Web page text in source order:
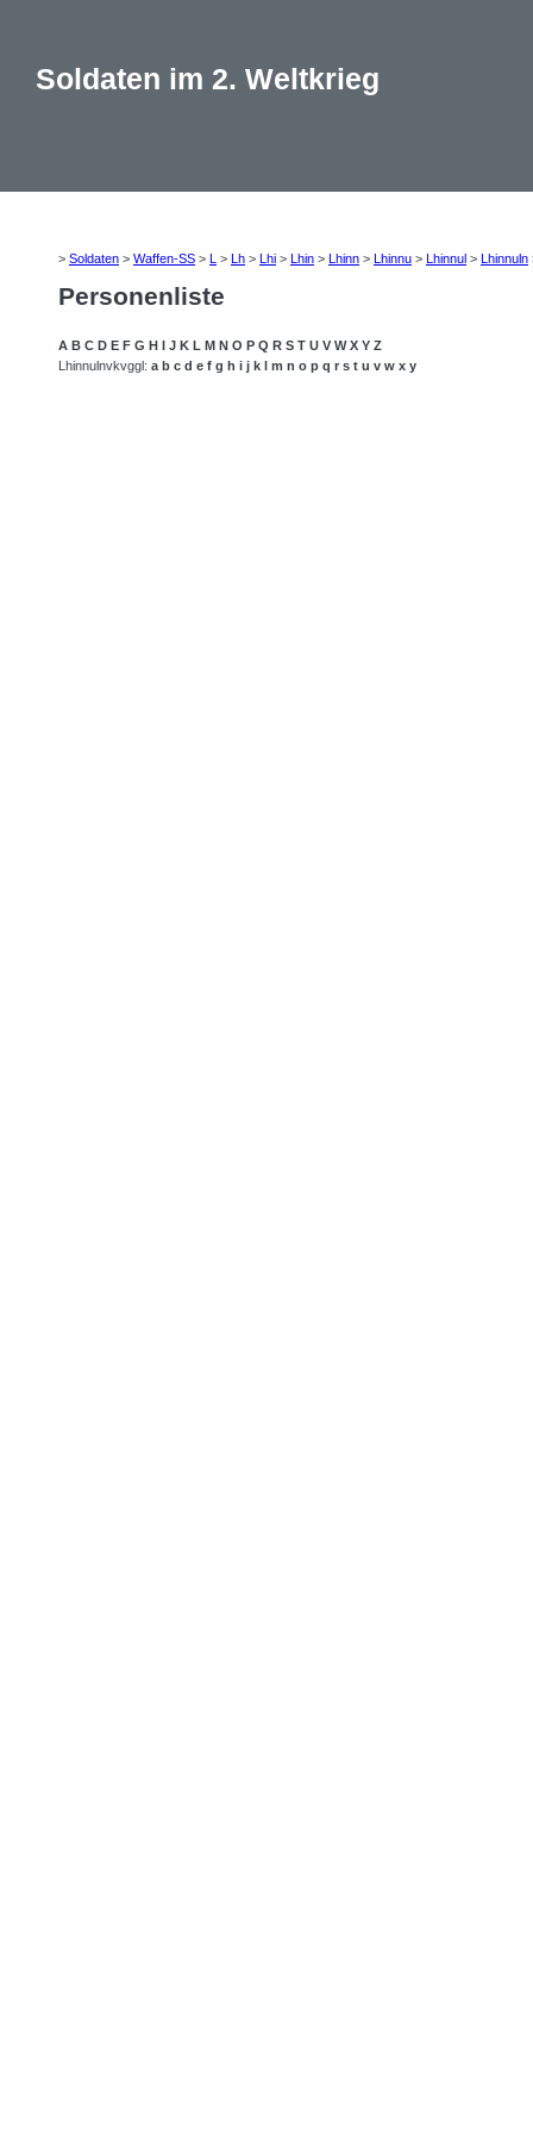
Soldaten im 2. Weltkrieg
> Soldaten > Waffen-SS > L > Lh > Lhi > Lhin > Lhinn > Lhinnu > Lhinnul > Lhinnuln
Personenliste
A B C D E F G H I J K L M N O P Q R S T U V W X Y Z
Lhinnulnvkvggl: a b c d e f g h i j k l m n o p q r s t u v w x y